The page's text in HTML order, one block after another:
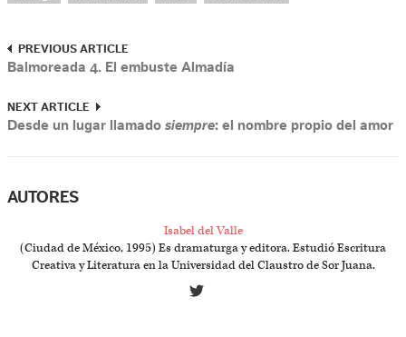
PREVIOUS ARTICLE
Balmoreada 4. El embuste Almadía
NEXT ARTICLE
Desde un lugar llamado siempre: el nombre propio del amor
AUTORES
Isabel del Valle
(Ciudad de México, 1995) Es dramaturga y editora. Estudió Escritura
Creativa y Literatura en la Universidad del Claustro de Sor Juana.